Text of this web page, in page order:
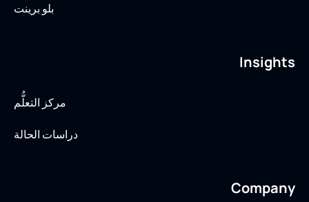
بلو برينت
Insights
مركز التعلُّم
دراسات الحالة
Company